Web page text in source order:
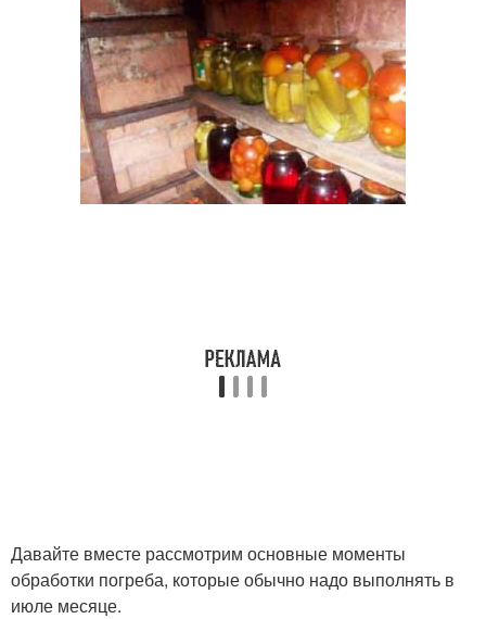
Давайте вместе рассмотрим основные моменты
обработки погреба, которые обычно надо выполнять в
июле месяце.